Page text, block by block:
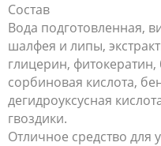
Состав
Вода подготовленная,
шалфея и липы,
глицерин,
сорбиновая кислота,
дегидроуксусная
гвоздики.
Отличное средство для